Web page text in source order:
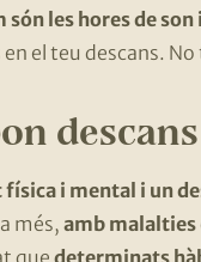
les hores de son
el teu descans. No
descans
i mental i un
més, amb malalties
que determinats